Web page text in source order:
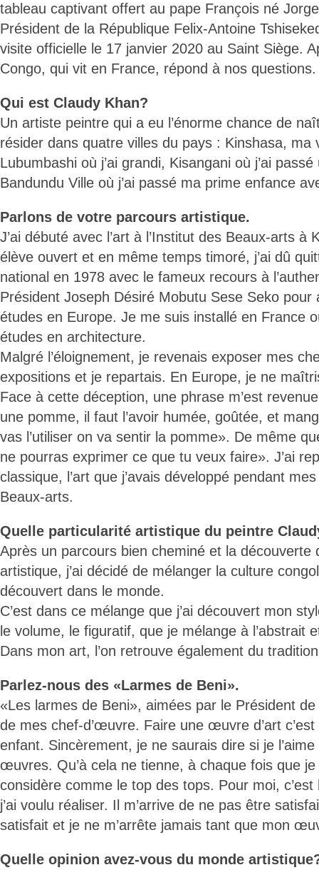
tableau captivant offert au pape François né
Président de la République Felix-Antoine
visite officielle le 17 janvier 2020 au Saint Siège.
Congo, qui vit en France, répond à nos questions.
Qui est Claudy Khan?
Un artiste peintre qui a eu l’énorme chance de
résider dans quatre villes du pays : Kinshasa, ma
Lubumbashi où j’ai grandi, Kisangani où j’ai
Bandundu Ville où j’ai passé ma prime enfance
Parlons de votre parcours artistique.
J’ai débuté avec l’art à l’Institut des Beaux-arts à
élève ouvert et en même temps timoré, j’ai dû
national en 1978 avec le fameux recours à
Président Joseph Désiré Mobutu Sese Seko pour
études en Europe. Je me suis installé en France
études en architecture.
Malgré l’éloignement, je revenais exposer mes
expositions et je repartais. En Europe, je ne
Face à cette déception, une phrase m’est
une pomme, il faut l’avoir humée, goûtée, et
vas l’utiliser on va sentir la pomme». De même
ne pourras exprimer ce que tu veux faire». J’ai
classique, l’art que j’avais développé pendant
Beaux-arts.
Quelle particularité artistique du peintre
Après un parcours bien cheminé et la découverte
artistique, j’ai décidé de mélanger la culture
découvert dans le monde.
C’est dans ce mélange que j’ai découvert mon
le volume, le figuratif, que je mélange à l’abstrait
Dans mon art, l’on retrouve également du
Parlez-nous des «Larmes de Beni».
«Les larmes de Beni», aimées par le Président de
de mes chef-d’œuvre. Faire une œuvre d’art
enfant. Sincèrement, je ne saurais dire si je
œuvres. Qu’à cela ne tienne, à chaque fois que
considère comme le top des tops. Pour moi,
j’ai voulu réaliser. Il m’arrive de ne pas être
satisfait et je ne m’arrête jamais tant que mon
Quelle opinion avez-vous du monde